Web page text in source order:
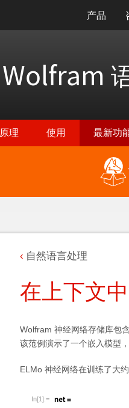
产品
Wolfram
原理 使用 最新功
自然语言处理
在上下文
Wolfram 神经网络存储库包
该范例演示了一个嵌入模型
ELMo 神经网络在训练了大
In[1]:=